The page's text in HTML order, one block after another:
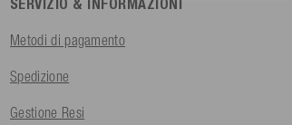
SERVIZIO & INFORMAZIONI
Metodi di pagamento
Spedizione
Gestione Resi